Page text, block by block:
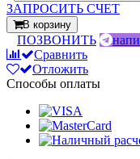
ЗАПРОСИТЬ СЧЕТ
В корзину
ПОЗВОНИТЬ
Сравнить
Отложить
Способы оплаты